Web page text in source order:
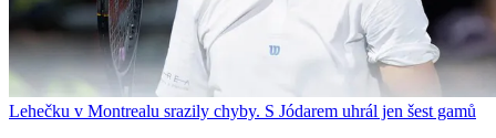
Lehečku v Montrealu srazily chyby. S Jódarem uhrál jen šest gamů